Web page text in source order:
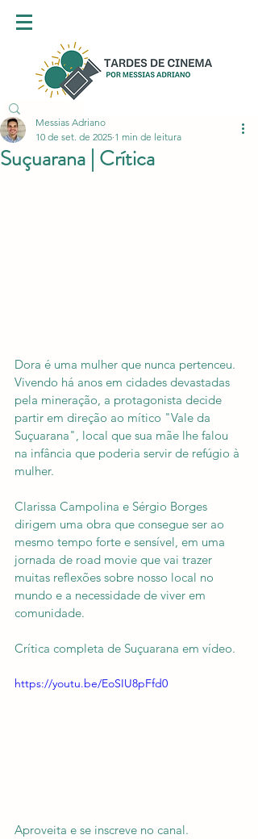
Suçuarana | Crítica
Messias Adriano
10 de set. de 2025 1 min de leitura
Dora é uma mulher que nunca pertenceu.
Vivendo há anos em cidades devastadas
pela mineração, a protagonista decide
partir em direção ao mítico "Vale da
Suçuarana", local que sua mãe lhe falou
na infância que poderia servir de refúgio à
mulher.
Clarissa Campolina e Sérgio Borges
dirigem uma obra que consegue ser ao
mesmo tempo forte e sensível, em uma
jornada de road movie que vai trazer
muitas reflexões sobre nosso local no
mundo e a necessidade de viver em
comunidade.
Crítica completa de Suçuarana em vídeo.
https://youtu.be/EoSIU8pFfd0
Aproveita e se inscreve no canal.